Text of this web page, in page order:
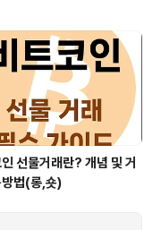
선물거래란? 개념 및 거
방법(롱,숏)